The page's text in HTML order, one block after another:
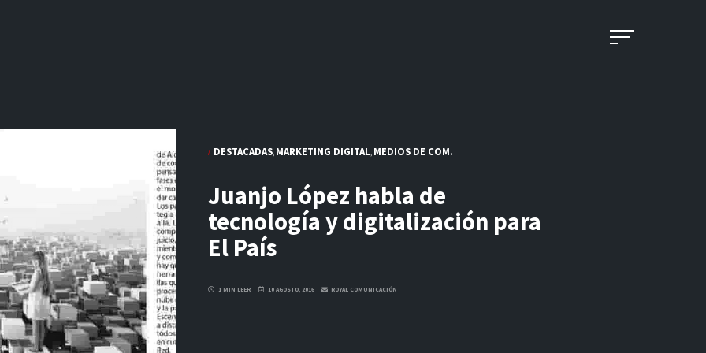
DESTACADAS, MARKETING DIGITAL, MEDIOS DE COM.
Juanjo López habla de
tecnología y digitalización para
El País
1 MIN LEER 10 AGOSTO, 2016 ROYAL COMUNICACIÓN